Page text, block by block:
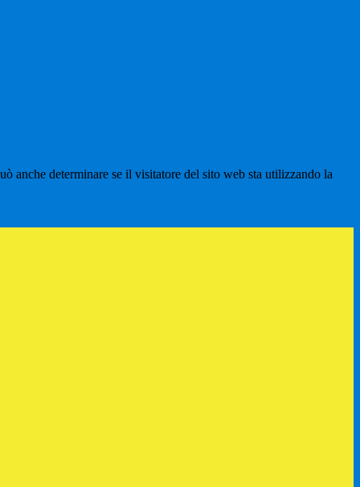
anche determinare se il visitatore del sito web sta utilizzando la